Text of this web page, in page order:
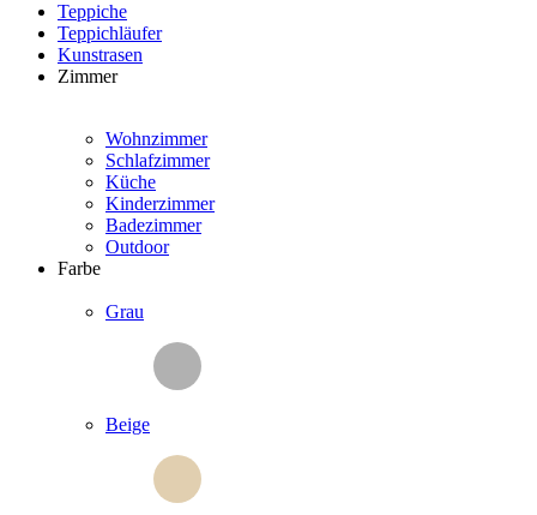
Teppiche
Teppichläufer
Kunstrasen
Zimmer
Wohnzimmer
Schlafzimmer
Küche
Kinderzimmer
Badezimmer
Outdoor
Farbe
Grau
Beige